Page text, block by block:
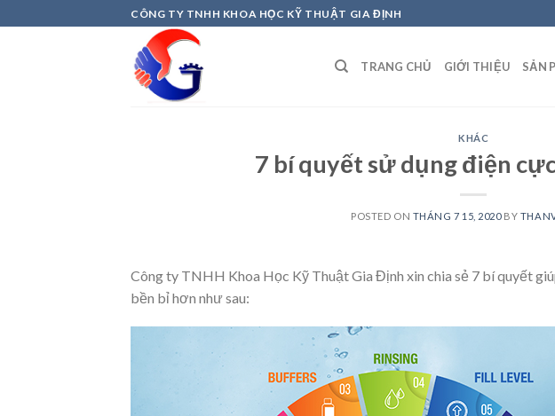
to
CÔNG TY TNHH KHOA HỌC KỸ THUẬT GIA ĐỊNH
TRANG CHỦ GIỚI THIỆU SẢN
KHÁC
7 bí quyết sử dụng điện
POSTED ON THÁNG 7 15, 2020BY
Công ty TNHH Khoa Học Kỹ Thuật Gia Định xin chia sẻ 7 bí quyết
bền bỉ hơn như sau: